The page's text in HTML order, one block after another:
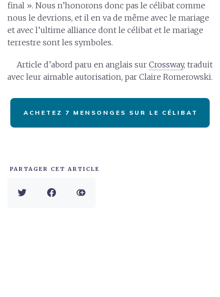
final ». Nous n’honorons donc pas le célibat comme
nous le devrions, et il en va de même avec le mariage
et avec l’ultime alliance dont le célibat et le mariage
terrestre sont les symboles.
Article d’abord paru en anglais sur Crossway, traduit
avec leur aimable autorisation, par Claire Romerowski.
ACHETEZ 7 MENSONGES SUR LE CÉLIBAT
PARTAGER CET ARTICLE